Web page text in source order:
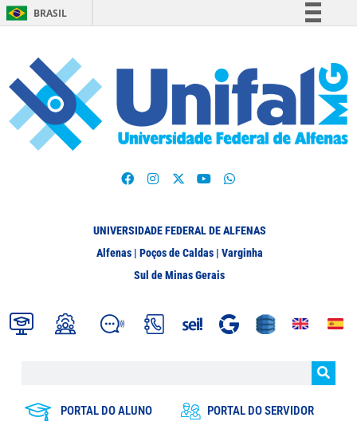
BRASIL
Participe
Acesso à informação
Legislação
UNIVERSIDADE FEDERAL DE ALFENAS
Alfenas | Poços de Caldas | Varginha
Sul de Minas Gerais
PORTAL DO ALUNO PORTAL DO SERVIDOR